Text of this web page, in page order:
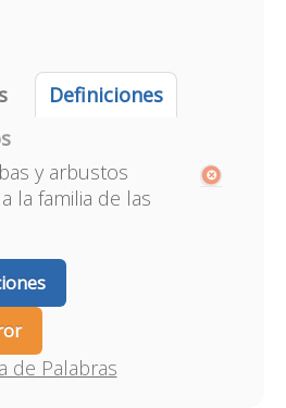
Definiciones
y arbustos
la familia de las
de Palabras